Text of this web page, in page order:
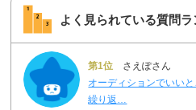
よく見られている質問
第1位 さえぽさん
オーディションでいい
繰り返…